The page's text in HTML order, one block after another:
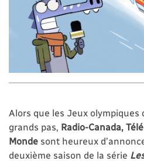
Alors que les Jeux olympiques
grands pas, Radio-Canada,
Monde sont heureux
deuxième saison de la série